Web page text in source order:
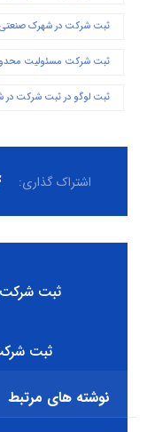
ثبت شرکت در شهرک
ثبت شرکت مسئولیت
ثبت لوگو در ثبت شرکت
ثبت
ثبت
نوشته های مرتبط